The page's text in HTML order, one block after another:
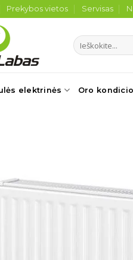
Prekybos vietos Servisas
Ieškoti:
elektrinės Oro